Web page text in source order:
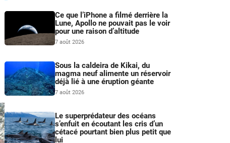
Ce que l’iPhone a filmé derrière la
Lune, Apollo ne pouvait pas le voir
pour une raison d’altitude
7 août 2026
Sous la caldeira de Kikai, du
magma neuf alimente un réservoir
déjà lié à une éruption géante
7 août 2026
Le superprédateur des océans
s’enfuit en écoutant les cris d’un
cétacé pourtant bien plus petit que
lui